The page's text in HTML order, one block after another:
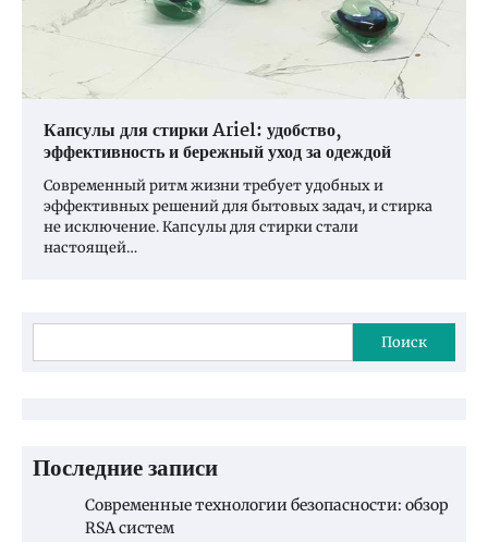
Капсулы для стирки Ariel: удобство,
эффективность и бережный уход за одеждой
Современный ритм жизни требует удобных и
эффективных решений для бытовых задач, и стирка
не исключение. Капсулы для стирки стали
настоящей…
Поиск
Последние записи
Современные технологии безопасности: обзор
RSA систем